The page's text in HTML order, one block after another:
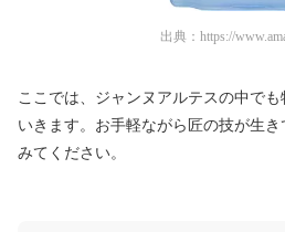
出典： https://
ここでは、ジャンヌアルテスの中で
いきます。お手軽ながら匠の技が生
みてください。